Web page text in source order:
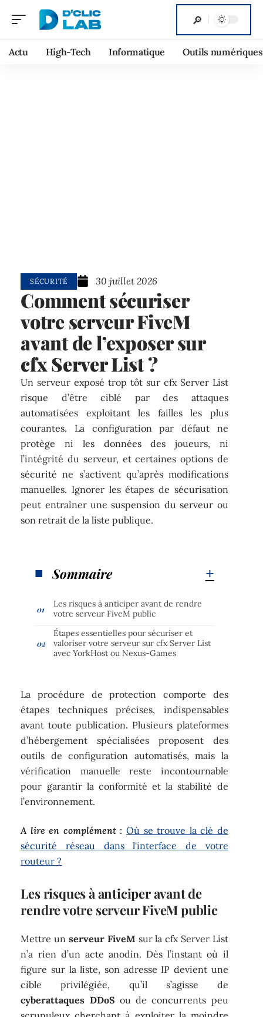
Actu High-Tech Informatique Outils numériques
SÉCURITÉ 30 juillet 2026
Comment sécuriser
votre serveur FiveM
avant de l’exposer sur
cfx Server List ?
Un serveur exposé trop tôt sur cfx Server List
risque d’être ciblé par des attaques
automatisées exploitant les failles les plus
courantes. La configuration par défaut ne
protège ni les données des joueurs, ni
l’intégrité du serveur, et certaines options de
sécurité ne s’activent qu’après modifications
manuelles. Ignorer les étapes de sécurisation
peut entraîner une suspension du serveur ou
son retrait de la liste publique.
Sommaire
Les risques à anticiper avant de rendre
votre serveur FiveM public
Étapes essentielles pour sécuriser et
valoriser votre serveur sur cfx Server List
avec YorkHost ou Nexus-Games
La procédure de protection comporte des
étapes techniques précises, indispensables
avant toute publication. Plusieurs plateformes
d’hébergement spécialisées proposent des
outils de configuration automatisés, mais la
vérification manuelle reste incontournable
pour garantir la conformité et la stabilité de
l’environnement.
A lire en complément : Où se trouve la clé de
sécurité réseau dans l'interface de votre
routeur ?
Les risques à anticiper avant de
rendre votre serveur FiveM public
Mettre un serveur FiveM sur la cfx Server List
n’a rien d’un acte anodin. Dès l’instant où il
figure sur la liste, son adresse IP devient une
cible privilégiée, qu’il s’agisse de
cyberattaques DDoS ou de concurrents peu